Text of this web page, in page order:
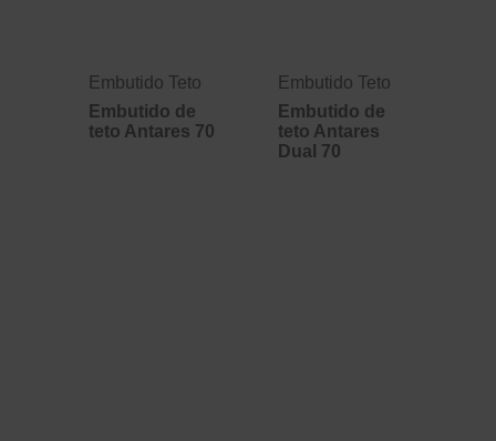
Embutido Teto
Embutido de
teto Antares 70
Embutido Teto
Embutido de
teto Antares
Dual 70